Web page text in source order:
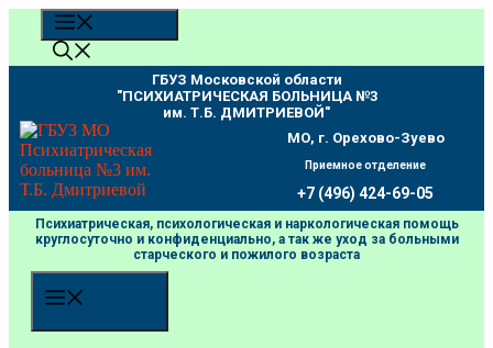
Перейти
содержимому
ГБУЗ Московской области
"ПCИХИАТРИЧЕСКАЯ БОЛЬНИЦА №3
им. Т.Б. ДМИТРИЕВОЙ"
МО, г. Орехово-Зуево
Приемное отделение
+7 (496) 424-69-05
Психиатрическая, психологическая и наркологическая помощь
круглосуточно и конфиденциально, а так же уход за больными
старческого и пожилого возраста